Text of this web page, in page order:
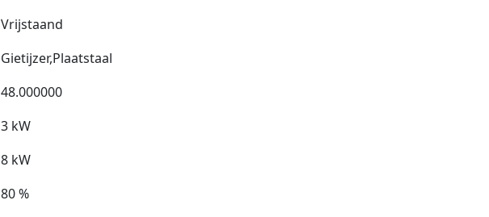
Vrijstaand
Gietijzer,Plaatstaal
48.000000
3 kW
8 kW
80 %